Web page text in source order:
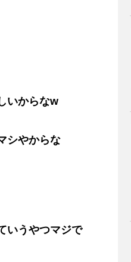
いからなw
シやからな
いうやつマジで